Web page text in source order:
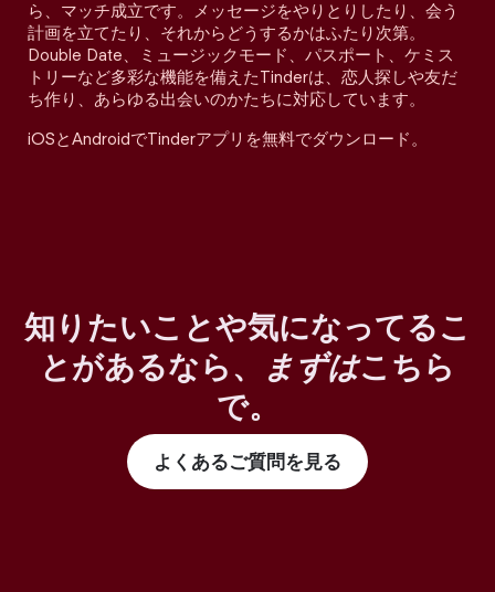
ら、マッチ成立です。メッセージをやりとりしたり、会う
計画を立てたり、それからどうするかはふたり次第。
Double Date、ミュージックモード、パスポート、ケミス
トリーなど多彩な機能を備えたTinderは、恋人探しや友だ
ち作り、あらゆる出会いのかたちに対応しています。
iOSとAndroidでTinderアプリを無料でダウンロード。
知りたいことや気になってるこ
とがあるなら、
まずはこちら
で。
よくあるご質問を見る